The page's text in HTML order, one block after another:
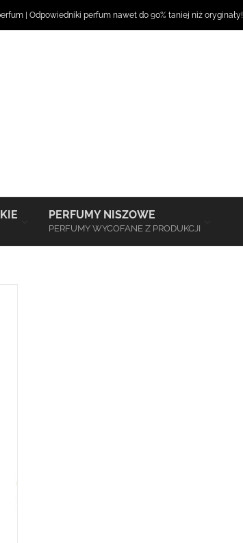
Odpowiedniki perfum nawet do 90% taniej niż oryginały!
PERFUMY NISZOWE
PERFUMY WYCOFANE Z PRODUKCJI